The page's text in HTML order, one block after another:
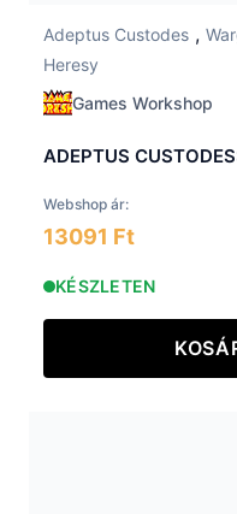
Adeptus Custodes ,
Heresy
Games Workshop
ADEPTUS
Webshop ár:
13091 Ft
KÉSZLETEN